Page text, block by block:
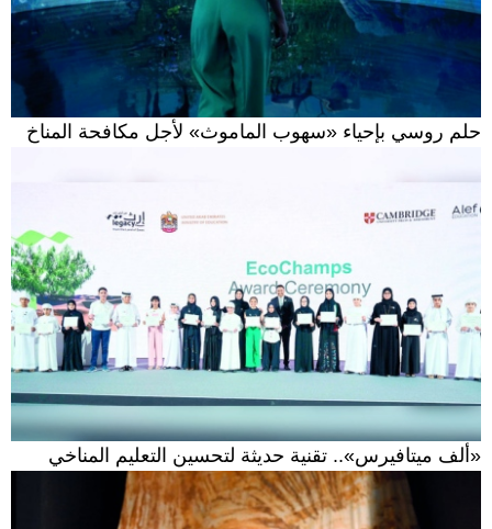
حلم روسي بإحياء «سهوب الماموث» لأجل مكافحة المناخ
«ألف ميتافيرس».. تقنية حديثة لتحسين التعليم المناخي